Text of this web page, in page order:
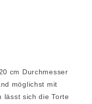
cm Durchmesser
möglichst mit
lässt sich die Torte